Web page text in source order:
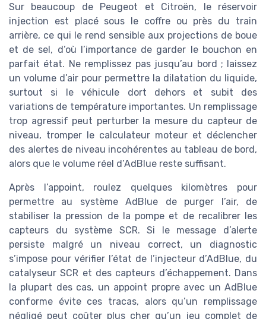
Sur beaucoup de Peugeot et Citroën, le réservoir
injection est placé sous le coffre ou près du train
arrière, ce qui le rend sensible aux projections de boue
et de sel, d’où l’importance de garder le bouchon en
parfait état. Ne remplissez pas jusqu’au bord ; laissez
un volume d’air pour permettre la dilatation du liquide,
surtout si le véhicule dort dehors et subit des
variations de température importantes. Un remplissage
trop agressif peut perturber la mesure du capteur de
niveau, tromper le calculateur moteur et déclencher
des alertes de niveau incohérentes au tableau de bord,
alors que le volume réel d’AdBlue reste suffisant.
Après l’appoint, roulez quelques kilomètres pour
permettre au système AdBlue de purger l’air, de
stabiliser la pression de la pompe et de recalibrer les
capteurs du système SCR. Si le message d’alerte
persiste malgré un niveau correct, un diagnostic
s’impose pour vérifier l’état de l’injecteur d’AdBlue, du
catalyseur SCR et des capteurs d’échappement. Dans
la plupart des cas, un appoint propre avec un AdBlue
conforme évite ces tracas, alors qu’un remplissage
négligé peut coûter plus cher qu’un jeu complet de